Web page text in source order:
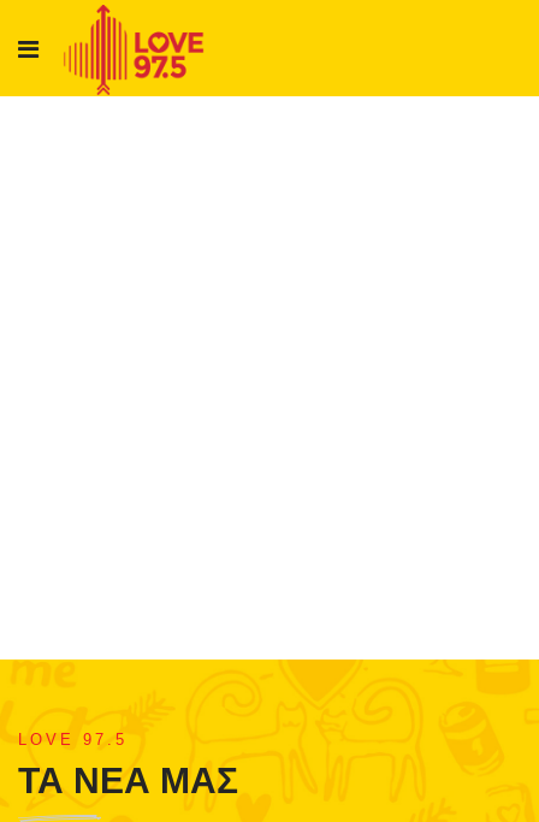
LOVE 97.5
ΤΑ ΝΕΑ ΜΑΣ